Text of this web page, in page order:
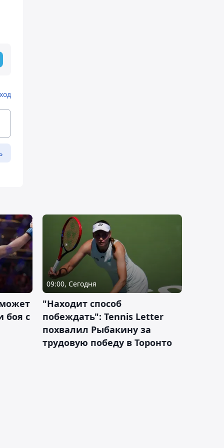
боя с
09:00, Сегодня
"Находит способ
побеждать": Tennis Letter
похвалил Рыбакину за
трудовую победу в Торонто